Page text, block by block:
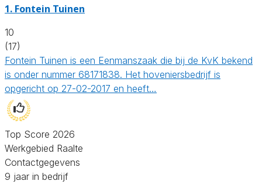
1. Fontein Tuinen
10
(17)
Fontein Tuinen is een Eenmanszaak die bij de KvK bekend
is onder nummer 68171838. Het hoveniersbedrijf is
opgericht op 27-02-2017 en heeft…
Top Score 2026
Werkgebied Raalte
Contactgegevens
9 jaar in bedrijf